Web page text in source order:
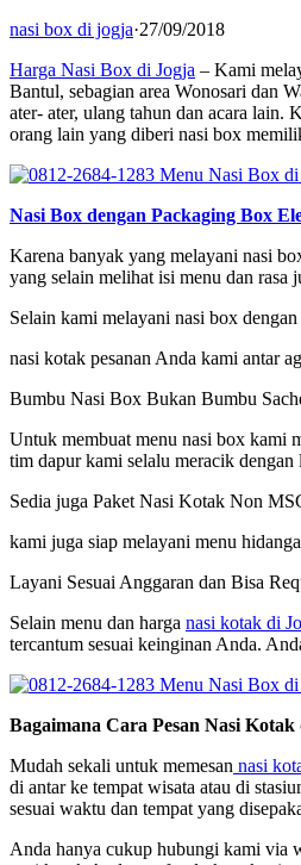
nasi box di jogja·27/09/2018
Harga Nasi Box di Jogja – Kami
Bantul, sebagian area Wonosari dan
ater- ater, ulang tahun dan acara lain.
orang lain yang diberi nasi box
Nasi Box dengan Packaging Box
Karena banyak yang melayani nasi
yang selain melihat isi menu dan rasa
Selain kami melayani nasi box
nasi kotak pesanan Anda kami antar
Bumbu Nasi Box Bukan Bumbu
Untuk membuat menu nasi box kami
tim dapur kami selalu meracik
Sedia juga Paket Nasi Kotak Non
kami juga siap melayani menu
Layani Sesuai Anggaran dan Bisa
Selain menu dan harga nasi kotak di
tercantum sesuai keinginan Anda.
Bagaimana Cara Pesan Nasi
Mudah sekali untuk memesan nasi
di antar ke tempat wisata atau di
sesuai waktu dan tempat yang
Anda hanya cukup hubungi kami via